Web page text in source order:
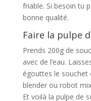
friable. Si besoin tu
bonne qualité.
Faire la pulpe
Prends 200g de
avec de l’eau.
égouttes le souchet
blender ou robot
Et voilà la pulpe de